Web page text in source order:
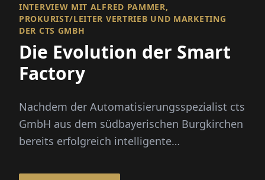
INTERVIEW MIT ALFRED PAMMER,
PROKURIST/LEITER VERTRIEB UND MARKETING
DER CTS GMBH
Die Evolution der Smart
Factory
Nachdem der Automatisierungsspezialist cts
GmbH aus dem südbayerischen Burgkirchen
bereits erfolgreich intelligente